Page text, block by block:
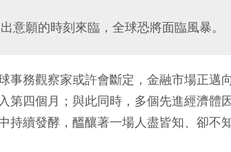
意願的時刻來臨，全球恐將面臨風暴。
事務觀察家或許會斷定，金融市場正邁
第四個月；與此同時，多個先進經濟體
持續發酵，醞釀著一場人盡皆知、卻不